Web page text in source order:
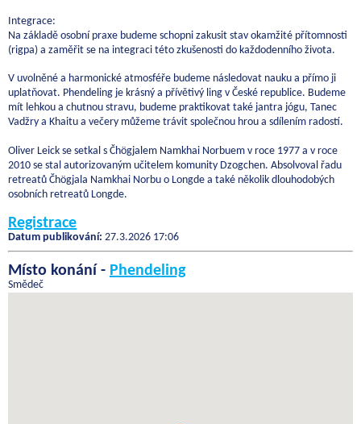
Integrace:
Na základě osobní praxe budeme schopni zakusit stav okamžité přítomnosti
(rigpa) a zaměřit se na integraci této zkušenosti do každodenního života.
V uvolněné a harmonické atmosféře budeme následovat nauku a přímo ji
uplatňovat. Phendeling je krásný a přívětivý ling v České republice. Budeme
mít lehkou a chutnou stravu, budeme praktikovat také jantra jógu, Tanec
Vadžry a Khaitu a večery můžeme trávit společnou hrou a sdílením radostí.
Oliver Leick se setkal s Čhögjalem Namkhai Norbuem v roce 1977 a v roce
2010 se stal autorizovaným učitelem komunity Dzogchen. Absolvoval řadu
retreatů Čhögjala Namkhai Norbu o Longde a také několik dlouhodobých
osobních retreatů Longde.
Registrace
Datum publikování: 27.3.2026 17:06
Místo konání - Phendeling
Smědeč